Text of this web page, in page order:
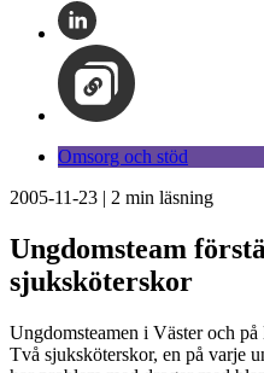
Omsorg och stöd
2005-11-23 | 2 min läsning
Ungdomsteam
sjuksköterskor
Ungdomsteamen i Väster och
Två sjuksköterskor, en på varje